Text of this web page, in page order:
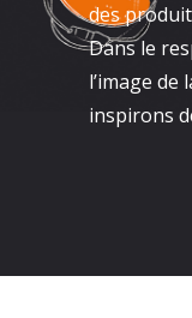
des
Dans le
l’image de
inspirons